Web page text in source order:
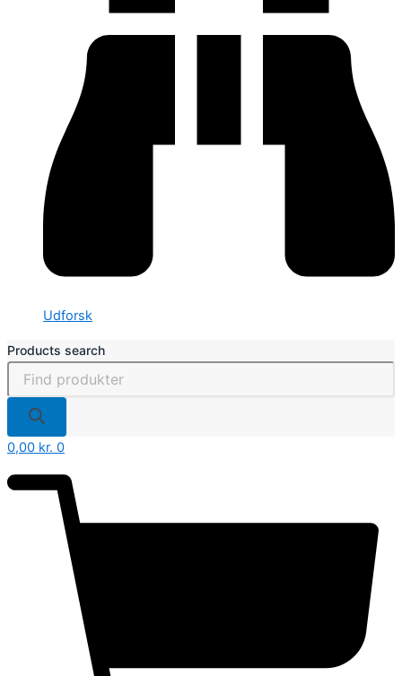
Udforsk
Products search
0,00 kr. 0